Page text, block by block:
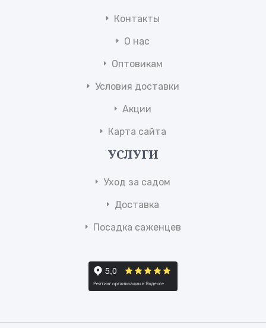
Контакты
О нас
Оптовикам
Условия доставки
Акции
Карта сайта
УСЛУГИ
Уход за садом
Доставка
Посадка саженцев